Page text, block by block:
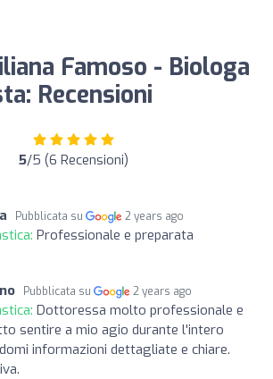
Famoso - Biologa
Recensioni
5/5 (6 Recensioni)
Pubblicata su 2 years ago
Professionale e preparata
Pubblicata su 2 years ago
Dottoressa molto professionale e
sentire a mio agio durante l'intero
informazioni dettagliate e chiare.